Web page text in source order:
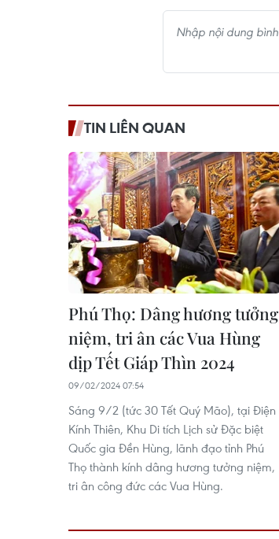
TIN LIÊN QUAN
Phú Thọ: Dâng hương tưởng
niệm, tri ân các Vua Hùng
dịp Tết Giáp Thìn 2024
09/02/2024 07:54
Sáng 9/2 (tức 30 Tết Quý Mão), tại Điện
Kính Thiên, Khu Di tích Lịch sử Đặc biệt
Quốc gia Đền Hùng, lãnh đạo tỉnh Phú
Thọ thành kính dâng hương tưởng niệm,
tri ân công đức các Vua Hùng.